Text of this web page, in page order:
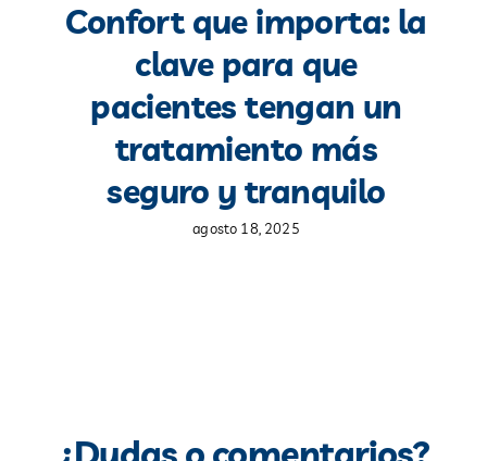
Confort que importa: la
clave para que
pacientes tengan un
tratamiento más
seguro y tranquilo
agosto 18, 2025